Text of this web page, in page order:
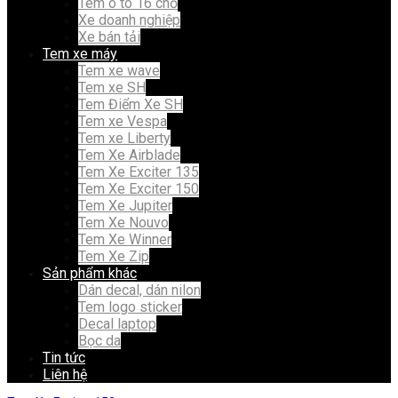
Xe doanh nghiệp
Xe bán tải
Tem xe máy
Tem xe wave
Tem xe SH
Tem Điểm Xe SH
Tem xe Vespa
Tem xe Liberty
Tem Xe Airblade
Tem Xe Exciter 135
Tem Xe Exciter 150
Tem Xe Jupiter
Tem Xe Nouvo
Tem Xe Winner
Tem Xe Zip
Sản phẩm khác
Dán decal, dán nilon
Tem logo sticker
Decal laptop
Bọc da
Tin tức
Liên hệ